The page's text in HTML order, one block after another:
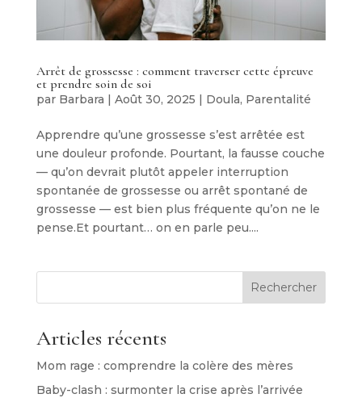
Arrêt de grossesse : comment traverser cette épreuve
et prendre soin de soi
par Barbara | Août 30, 2025 | Doula, Parentalité
Apprendre qu’une grossesse s’est arrêtée est
une douleur profonde. Pourtant, la fausse couche
— qu’on devrait plutôt appeler interruption
spontanée de grossesse ou arrêt spontané de
grossesse — est bien plus fréquente qu’on ne le
pense.Et pourtant… on en parle peu....
Rechercher
Articles récents
Mom rage : comprendre la colère des mères
Baby-clash : surmonter la crise après l’arrivée